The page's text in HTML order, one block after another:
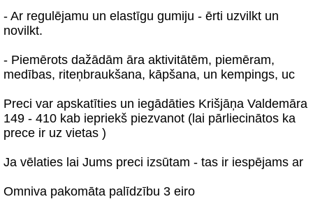
- Ar regulējamu un elastīgu gumiju - ērti uzvilkt un
novilkt.
- Piemērots dažādām āra aktivitātēm, piemēram,
medības, riteņbraukšana, kāpšana, un kempings, uc
Preci var apskatīties un iegādāties Krišjāņa Valdemāra
149 - 410 kab iepriekš piezvanot (lai pārliecinātos ka
prece ir uz vietas )
Ja vēlaties lai Jums preci izsūtam - tas ir iespējams ar
Omniva pakomāta palīdzību 3 eiro